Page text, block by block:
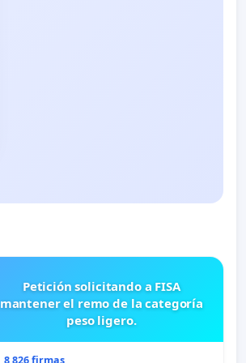
Petición solicitando a FISA
mantener el remo de la categoría
peso ligero.